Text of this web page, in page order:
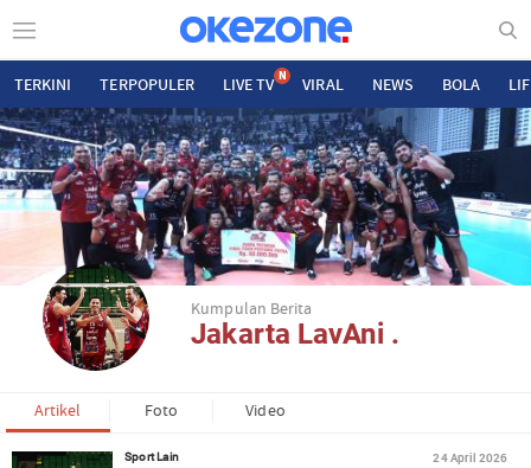
TERKINI TERPOPULER LIVE TV N VIRAL NEWS BOLA
Kumpulan Berita
Jakarta LavAni .
Artikel Foto Video
Sport Lain 24 April 2026